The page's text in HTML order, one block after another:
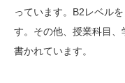
っています。B2レベル
す。その他、授業科目
書かれています。